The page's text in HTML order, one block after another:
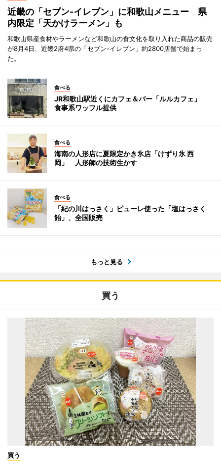
近畿の「セブン-イレブン」に和歌山メニュー 県
内限定「天かけラーメン」も
和歌山県産食材やラーメンなど和歌山の食文化を取り入れた商品の販売
が8月4日、近畿2府4県の「セブン-イレブン」約2800店舗で始まっ
た。
食べる
JR和歌山駅近くにカフェ＆バー「ルルカフェ」
食事系ワッフル提供
食べる
海南の人形店に夏限定かき氷店「けずり氷 西
岡」 人形師の技術生かす
食べる
「紀の川はっさく」ピューレ使った「塩はっさく
飴」、全国販売
もっと見る
買う
買う